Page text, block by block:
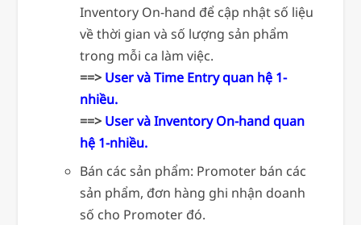
Inventory On-hand để cập nhật số liệu
về thời gian và số lượng sản phẩm
trong mỗi ca làm việc.
==> User và Time Entry quan hệ 1-
nhiều.
==> User và Inventory On-hand quan
hệ 1-nhiều.
Bán các sản phẩm: Promoter bán các
sản phẩm, đơn hàng ghi nhận doanh
số cho Promoter đó.